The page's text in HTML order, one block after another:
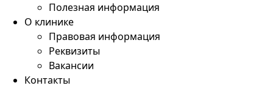
Полезная информация
О клинике
Правовая информация
Реквизиты
Вакансии
Контакты